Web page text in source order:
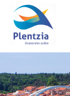
Saltar
contenido
principal
Saltar